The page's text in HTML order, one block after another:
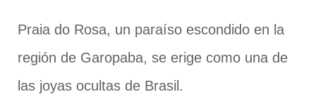
Praia do Rosa, un paraíso escondido en la
región de Garopaba, se erige como una de
las joyas ocultas de Brasil.